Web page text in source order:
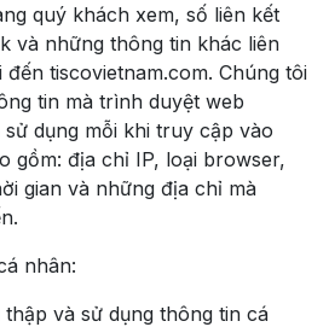
quý khách xem, số liên kết
và những thông tin khác liên
tiscovietnam.com. Chúng tôi
tin mà trình duyệt web
dụng mỗi khi truy cập vào
gồm: địa chỉ IP, loại browser,
gian và những địa chỉ mà
nhân:
và sử dụng thông tin cá